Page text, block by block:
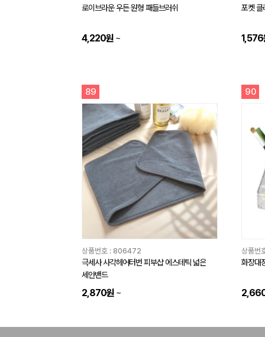
로이브라운 우든 원형 패들브러쉬
4,220원 ~
포켓 클
1,576
89
상품번호 : 806472
극세사 사각헤어터번 피부샵 에스테틱 넓은
세안밴드
2,870원 ~
90
상품번
화장대